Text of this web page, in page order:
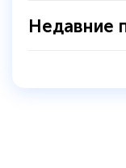
Недавние